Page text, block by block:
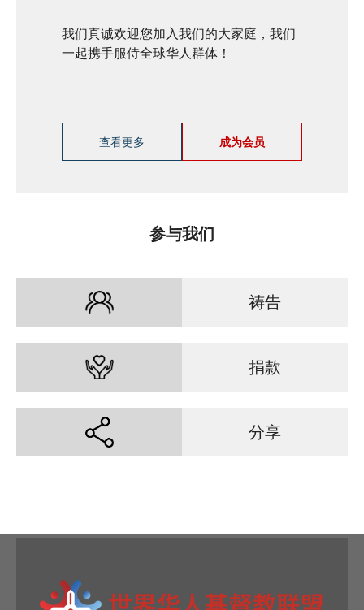
我们真诚欢迎您加入我们的大家庭，我们
一起携手服侍全球华人群体！
查看更多 成为会员
参与我们
祷告
捐款
分享